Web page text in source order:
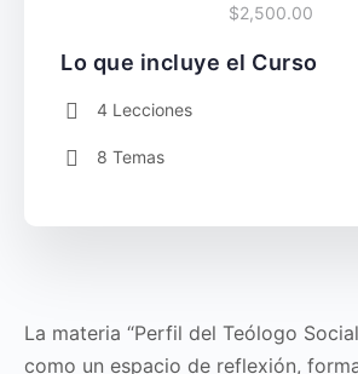
La materia “Perfil del Teólogo
como un espacio de reflexión,
$2,500.00
Lo que incluye el Curso
4 Lecciones
8 Temas